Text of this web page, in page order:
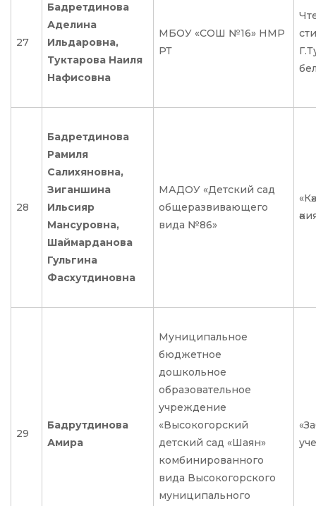
27
Бадретдинова
Аделина
Ильдаровна,
Туктарова Наиля
Нафисовна
МБОУ «СОШ №16» НМР
РТ
28
Бадретдинова
Рамиля
Салихяновна,
Зиганшина
Ильсияр
Мансуровна,
Шаймарданова
Гульгина
Фасхутдиновна
МАДОУ «Детский сад
общеразвивающего
вида №86»
29
Бадрутдинова
Амира
Муниципальное
бюджетное
дошкольное
образовательное
учреждение
«Высокогорский
детский сад «Шаян»
комбинированного
вида Высокогорского
муниципального